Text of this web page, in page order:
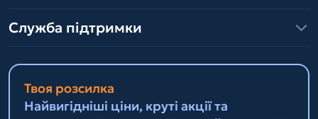
Служба підтримки
Твоя розсилка
Найвигідніші ціни, круті акції та